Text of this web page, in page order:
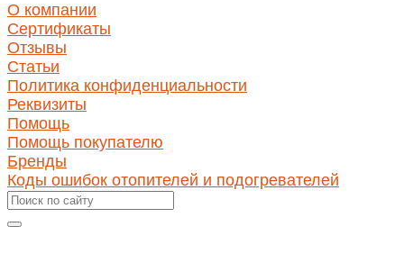
О компании
Сертификаты
Отзывы
Статьи
Политика конфиденциальности
Реквизиты
Помощь
Помощь покупателю
Бренды
Коды ошибок отопителей и подогревателей